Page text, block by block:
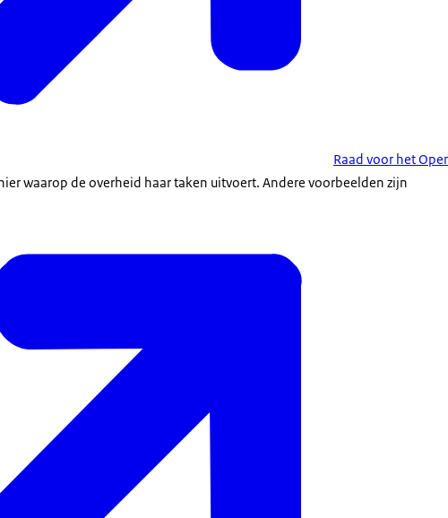
Raad voor het
waarop de overheid haar taken uitvoert. Andere voorbeelden zijn